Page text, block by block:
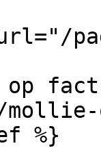
op
%}